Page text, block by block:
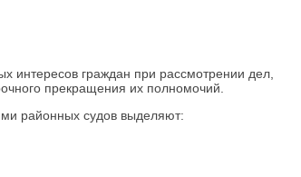
интересов граждан при рассмотрении дел,
прекращения их полномочий.
районных судов выделяют: